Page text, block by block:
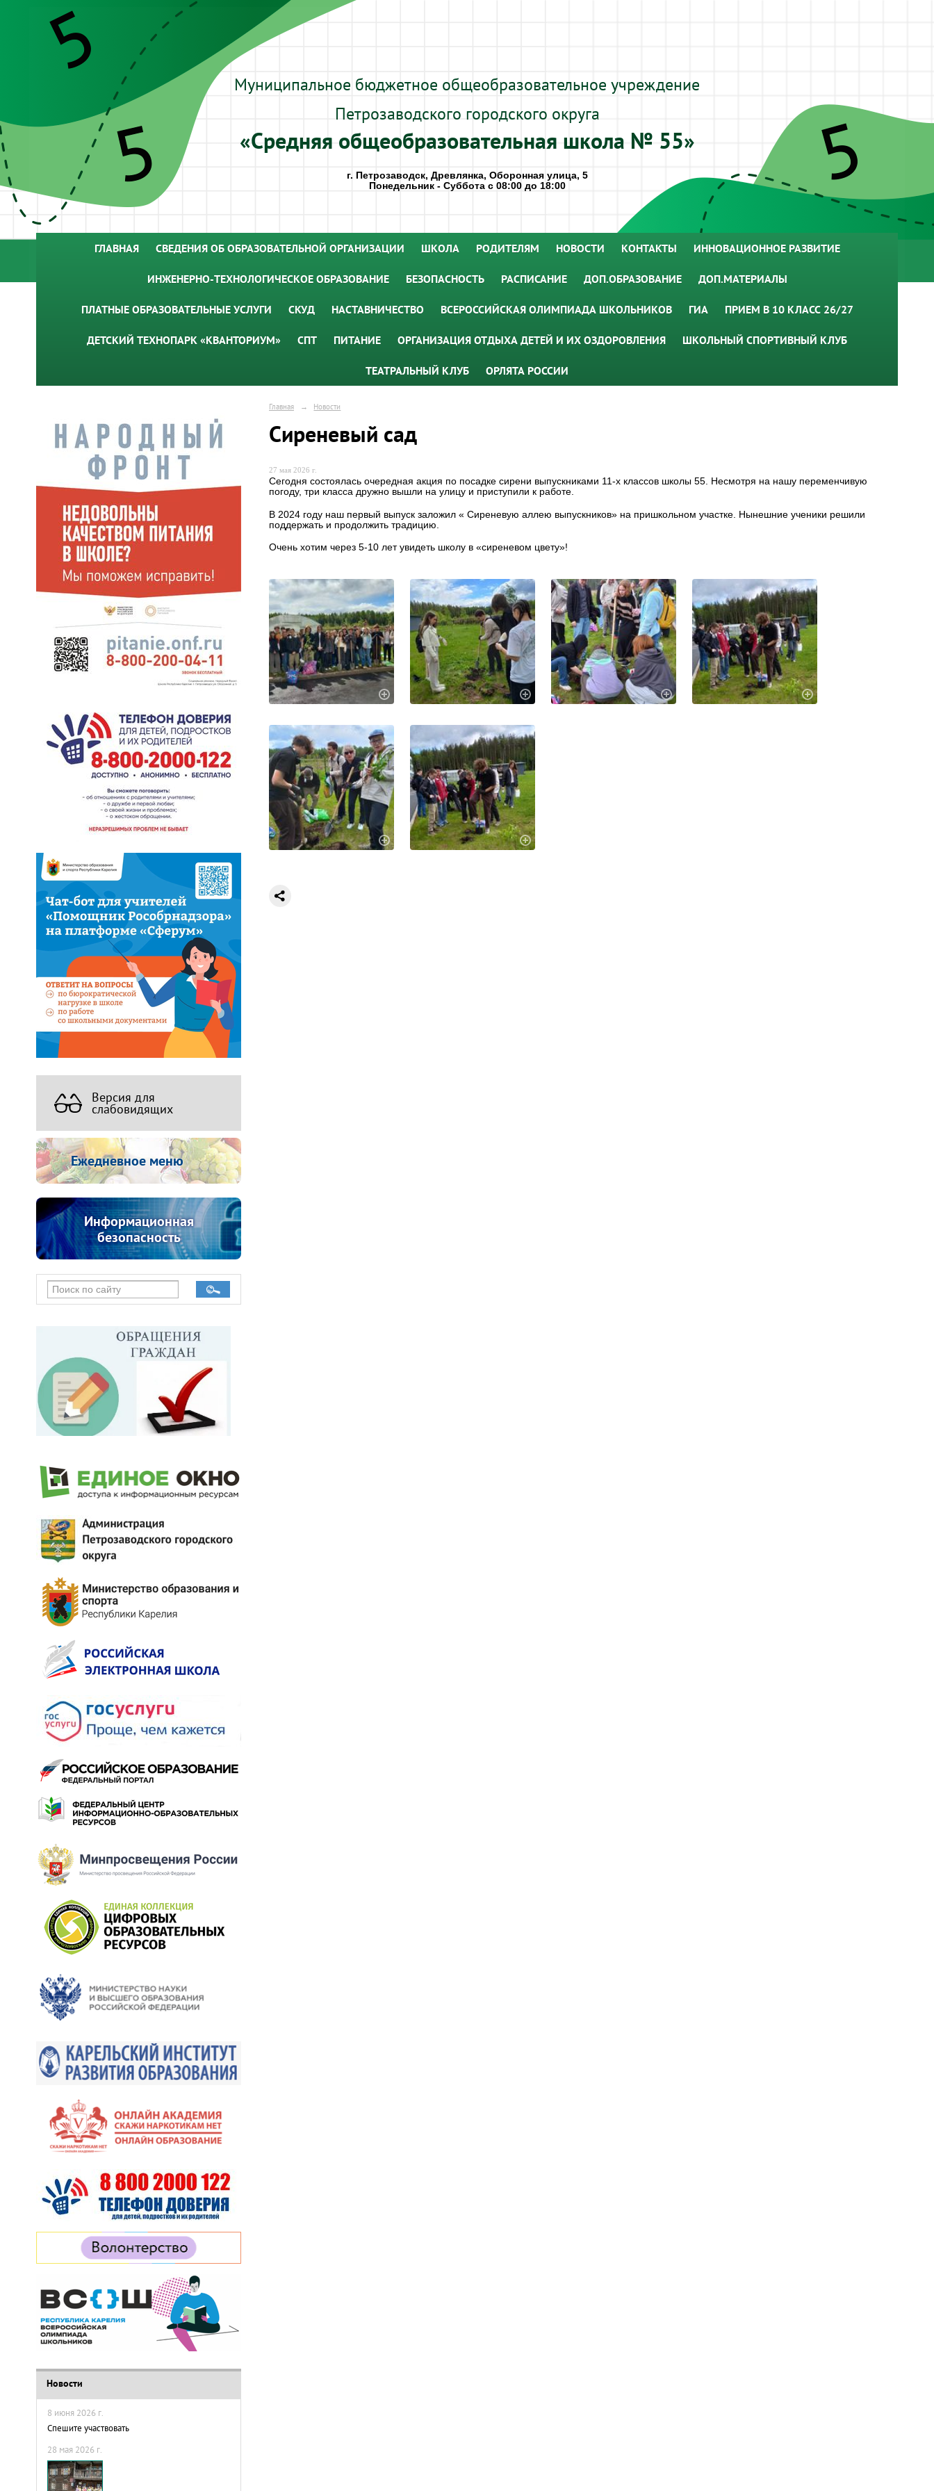
Муниципальное бюджетное общеобразовательное учреждение
Петрозаводского городского округа
«Средняя общеобразовательная школа № 55»
г. Петрозаводск, Древлянка, Оборонная улица, 5
Понедельник - Суббота с 08:00 до 18:00
ГЛАВНАЯ СВЕДЕНИЯ ОБ ОБРАЗОВАТЕЛЬНОЙ ОРГАНИЗАЦИИ ШКОЛА РОДИТЕЛЯМ НОВОСТИ КОНТАКТЫ ИННОВАЦИОННОЕ РАЗВИТИЕ
ИНЖЕНЕРНО-ТЕХНОЛОГИЧЕСКОЕ ОБРАЗОВАНИЕ БЕЗОПАСНОСТЬ РАСПИСАНИЕ ДОП.ОБРАЗОВАНИЕ ДОП.МАТЕРИАЛЫ
ПЛАТНЫЕ ОБРАЗОВАТЕЛЬНЫЕ УСЛУГИ СКУД НАСТАВНИЧЕСТВО ВСЕРОССИЙСКАЯ ОЛИМПИАДА ШКОЛЬНИКОВ ГИА ПРИЕМ В 10 КЛАСС 26/27
ДЕТСКИЙ ТЕХНОПАРК «КВАНТОРИУМ» СПТ ПИТАНИЕ ОРГАНИЗАЦИЯ ОТДЫХА ДЕТЕЙ И ИХ ОЗДОРОВЛЕНИЯ ШКОЛЬНЫЙ СПОРТИВНЫЙ КЛУБ
ТЕАТРАЛЬНЫЙ КЛУБ ОРЛЯТА РОССИИ
Версия для
слабовидящих
Ежедневное меню
Информационная
безопасность
Новости
8 июня 2026 г.
Спешите участвовать
28 мая 2026 г.
Главная → Новости
Сиреневый сад
27 мая 2026 г.
Сегодня состоялась очередная акция по посадке сирени выпускниками 11-х классов школы 55. Несмотря на нашу переменчивую
погоду, три класса дружно вышли на улицу и приступили к работе.
В 2024 году наш первый выпуск заложил « Сиреневую аллею выпускников» на пришкольном участке. Нынешние ученики решили
поддержать и продолжить традицию.
Очень хотим через 5-10 лет увидеть школу в «сиреневом цвету»!